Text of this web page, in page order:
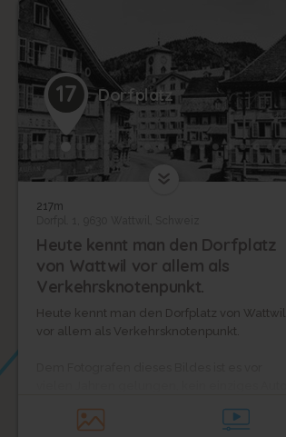
28
17 Dorfplatz
217m
Heute kennt man den Dorfplatz
von Wattwil vor allem als
Verkehrsknotenpunkt.
Heute kennt man den Dorfplatz von Wattwil
vor allem als Verkehrsknotenpunkt.
zunutze, dass es damals noch weniger